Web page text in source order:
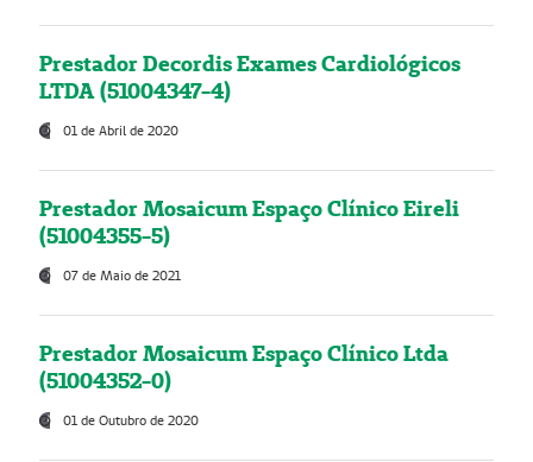
Prestador Decordis Exames Cardiológicos
LTDA (51004347-4)
01 de Abril de 2020
Prestador Mosaicum Espaço Clínico Eireli
(51004355-5)
07 de Maio de 2021
Prestador Mosaicum Espaço Clínico Ltda
(51004352-0)
01 de Outubro de 2020